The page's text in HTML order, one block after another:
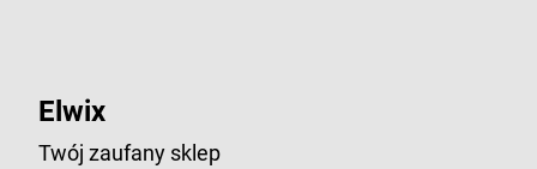
Elwix
Twój zaufany sklep